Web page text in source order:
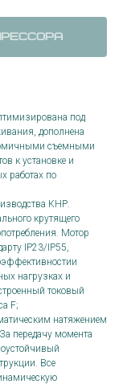
под
дополнена
съемными
к установке и
работах по
КНР.
крутящего
Мотор
IP23/IP55,
нагрузках и
токовый
F;
натяжением
передачу момента
Все